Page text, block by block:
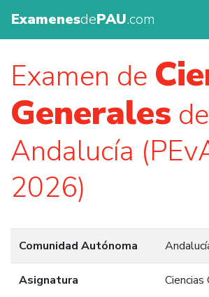
ExamenesdePAU.com
Examen de
Generales de
Andalucía
2026)
Comunidad Autónoma
Asignatura Ciencias